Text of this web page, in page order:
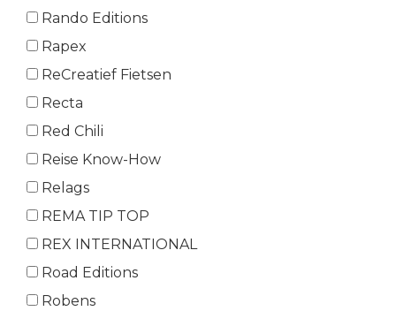
Rando Editions
Rapex
ReCreatief Fietsen
Recta
Red Chili
Reise Know-How
Relags
REMA TIP TOP
REX INTERNATIONAL
Road Editions
Robens